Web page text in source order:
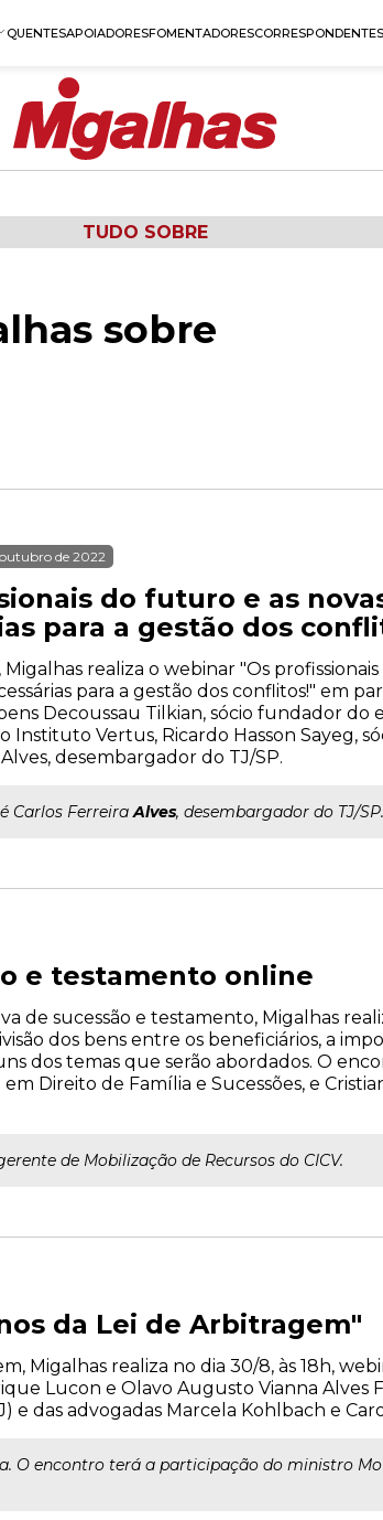
QUENTESAPOIADORESFOMENTADORESCORRESPONDENTES
TUDO SOBRE
sobre
de 2022
do futuro e as
para a gestão dos
Migalhas realiza o webinar "Os
para a gestão dos conflitos!" em
Decoussau Tilkian, sócio fundador do
Instituto Vertus, Ricardo Hasson Sayeg,
desembargador do TJ/SP.
Carlos FerreiraAlves, desembargador do TJ/SP.
e testamento online
de sucessão e testamento, Migalhas
dos bens entre os beneficiários, a
dos temas que serão abordados. O
Direito de Família e Sucessões, e
de Mobilização de Recursos do CICV.
da Lei de Arbitragem"
Migalhas realiza no dia 30/8, às 18h,
Lucon e Olavo Augusto Vianna Alves
e das advogadas Marcela Kohlbach e
O encontro terá a participação do ministro